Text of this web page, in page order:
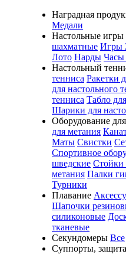
Наградная
Медали
Настольные игры
шахматные Игры
Лото Нарды Часы
Настольный
тенниса Ракетки
для настольного
тенниса Табло
Шарики для
Оборудование
для метания
Маты Свистки
Спортивное
шведские Стойки
метания Палки
Турники
Плавание
Шапочки
силиконовые
тканевые
Секундомеры Все
Суппорты, защита